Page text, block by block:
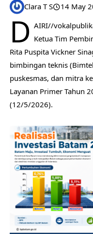
Clara T S 14 May
D AIRI//
Ketua Tim
Rita Puspita Vickner
bimbingan teknis
puskesmas, dan mitra
Layanan Primer Tahun
(12/5/2026).